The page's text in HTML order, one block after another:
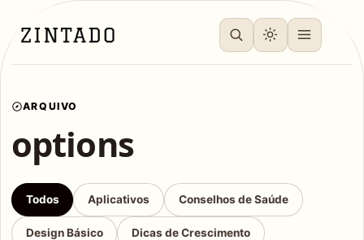
ARQUIVO
options
Todos Aplicativos Conselhos de Saúde
Design Básico Dicas de Crescimento